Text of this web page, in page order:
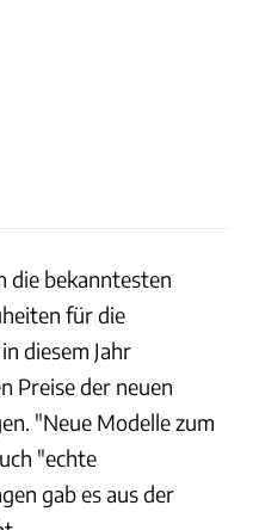
die bekanntesten
für die
diesem Jahr
Preise der neuen
"Neue Modelle zum
"echte
gab es aus der